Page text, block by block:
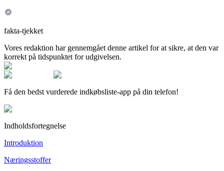
fakta-tjekket
Vores redaktion har gennemgået denne artikel for at sikre, at den var
korrekt på tidspunktet for udgivelsen.
Få den bedst vurderede indkøbsliste-app på din telefon!
Indholdsfortegnelse
Introduktion
Næringsstoffer